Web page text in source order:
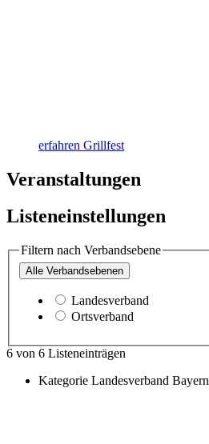
erfahren Grillfest
Veranstaltungen
Listeneinstellungen
Filtern nach Verbandsebene
Alle Verbandsebenen
Landesverband
Ortsverband
6 von 6 Listeneinträgen
Kategorie Landesverband Bayern